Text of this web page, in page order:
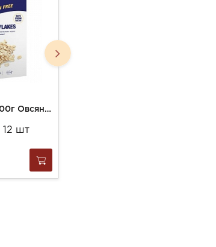
Хлопья Нордик 500г Овсяные крупные б/глютена
12 шт